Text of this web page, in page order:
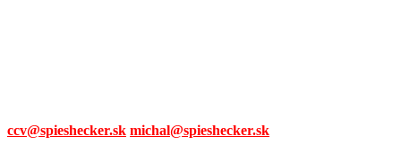
ccv@spieshecker.sk michal@spieshecker.sk